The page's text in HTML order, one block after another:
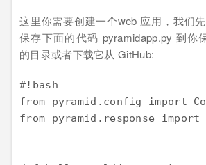
这里你需要创建一个web 应用，我们
保存下面的代码 pyramidapp.py 到你
的目录或者下载它从 GitHub:
#!bash
from pyramid.config import
from pyramid.response import